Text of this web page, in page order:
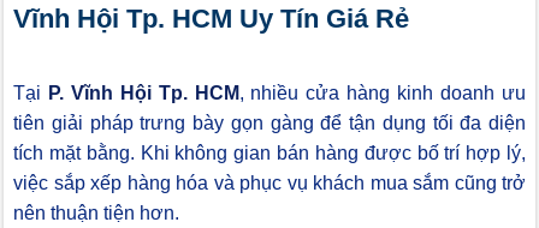
Vĩnh Hội Tp. HCM Uy Tín Giá Rẻ
Tại P. Vĩnh Hội Tp. HCM, nhiều cửa hàng kinh doanh ưu
tiên giải pháp trưng bày gọn gàng để tận dụng tối đa diện
tích mặt bằng. Khi không gian bán hàng được bố trí hợp lý,
việc sắp xếp hàng hóa và phục vụ khách mua sắm cũng trở
nên thuận tiện hơn.